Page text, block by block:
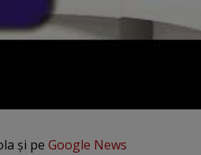
și pe Google News